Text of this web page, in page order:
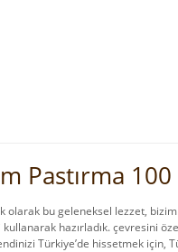
Pastırma
bu geleneksel lezzet,
hazırladık. çevresini
Türkiye’de hissetmek için,